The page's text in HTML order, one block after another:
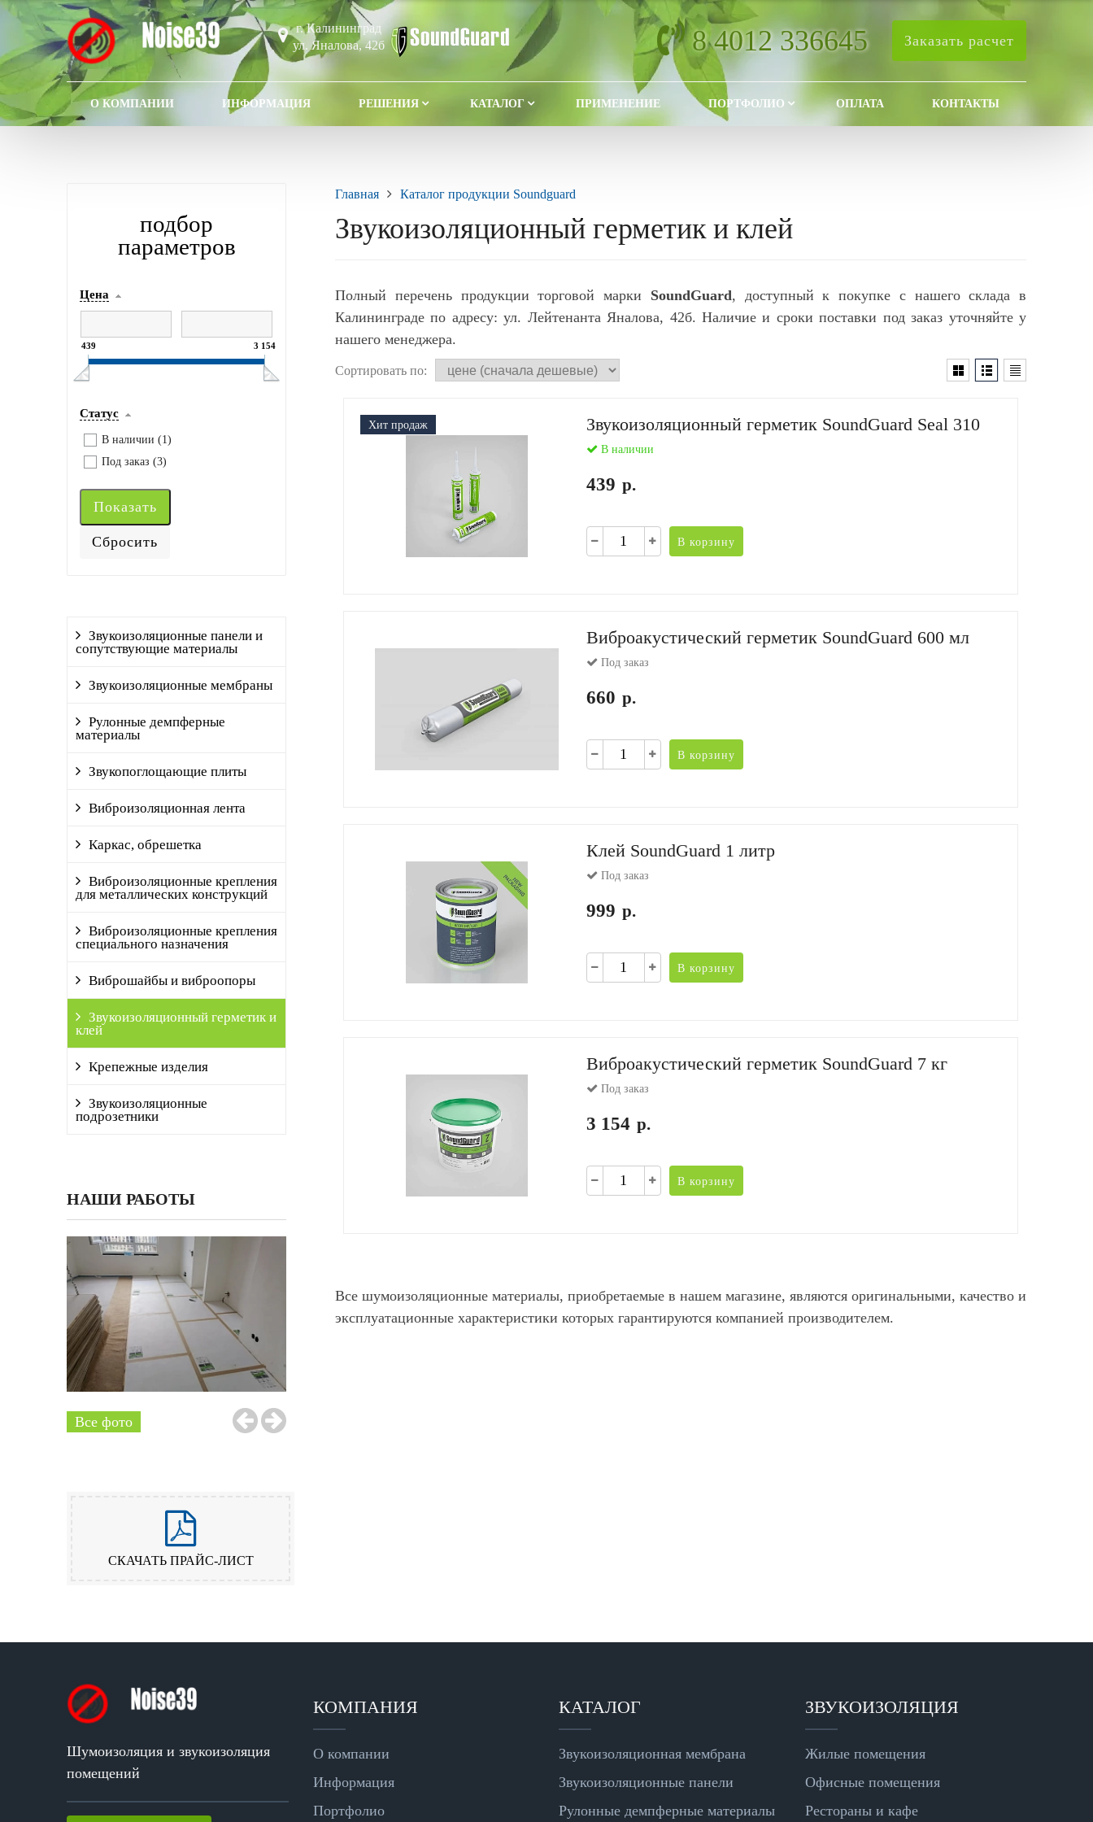
г. Калининград
ул. Яналова, 42б
8 4012 336645 Заказать расчет
О КОМПАНИИ ИНФОРМАЦИЯ РЕШЕНИЯ КАТАЛОГ ПРИМЕНЕНИЕ ПОРТФОЛИО ОПЛАТА КОНТАКТЫ
подбор
параметров
Цена
439 3 154
Статус
В наличии (1)
Под заказ (3)
Звукоизоляционные панели и
сопутствующие материалы
Звукоизоляционные мембраны
Рулонные демпферные
материалы
Звукопоглощающие плиты
Виброизоляционная лента
Каркас, обрешетка
Виброизоляционные крепления
для металлических конструкций
Виброизоляционные крепления
специального назначения
Виброшайбы и виброопоры
Звукоизоляционный герметик и
клей
Крепежные изделия
Звукоизоляционные
подрозетники
НАШИ РАБОТЫ
Все фото
СКАЧАТЬ ПРАЙС-ЛИСТ
Главная Каталог продукции Soundguard
Звукоизоляционный герметик и клей
Полный перечень продукции торговой марки SoundGuard, доступный к покупке с нашего склада в
Калининграде по адресу: ул. Лейтенанта Яналова, 42б. Наличие и сроки поставки под заказ уточняйте у
нашего менеджера.
Сортировать по:
Хит продаж Звукоизоляционный герметик SoundGuard Seal 310
В наличии
439 р.
В корзину
Виброакустический герметик SoundGuard 600 мл
Под заказ
660 р.
В корзину
Клей SoundGuard 1 литр
Под заказ
999 р.
В корзину
Виброакустический герметик SoundGuard 7 кг
Под заказ
3 154 р.
В корзину
Все шумоизоляционные материалы, приобретаемые в нашем магазине, являются оригинальными, качество и
эксплуатационные характеристики которых гарантируются компанией производителем.
Шумоизоляция и звукоизоляция
помещений
КОМПАНИЯ
О компании
Информация
Портфолио
КАТАЛОГ
Звукоизоляционная мембрана
Звукоизоляционные панели
Рулонные демпферные материалы
ЗВУКОИЗОЛЯЦИЯ
Жилые помещения
Офисные помещения
Рестораны и кафе